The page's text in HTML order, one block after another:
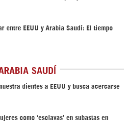
entre EEUU y Arabia Saudí: El tiempo
SAUDÍ
dientes a EEUU y busca acercarse
como ‘esclavas’ en subastas en